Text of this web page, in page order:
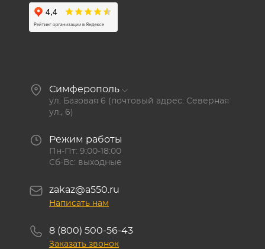
Симферополь
ул. Базовая 6 (почтовый адрес: Северная
ул., 6)
Режим работы
Пн-Пт: 9:00-18:00
Сб-Вс: выходные
zakaz@a550.ru
Написать нам
8 (800) 500-56-43
Заказать звонок